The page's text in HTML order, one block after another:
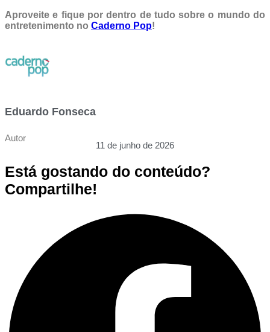
Aproveite e fique por dentro de tudo sobre o mundo do
entretenimento no Caderno Pop!
Eduardo Fonseca
Autor
11 de junho de 2026
Está gostando do conteúdo?
Compartilhe!